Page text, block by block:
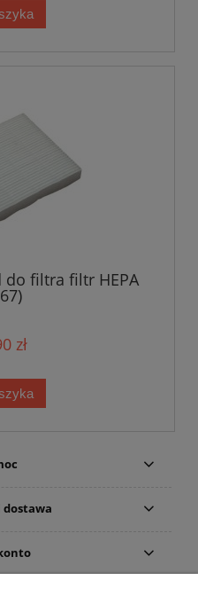
do filtra filtr HEPA
zł
dostawa